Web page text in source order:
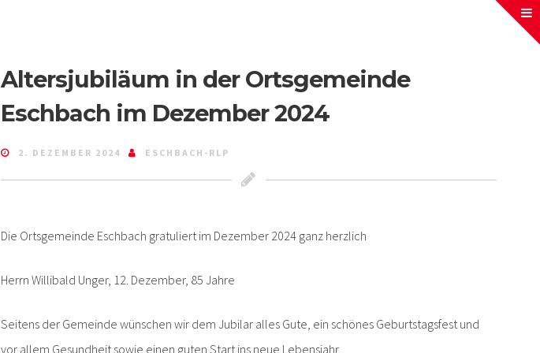
Altersjubiläum in der Ortsgemeinde
Eschbach im Dezember 2024
2. DEZEMBER 2024 ESCHBACH-RLP
Die Ortsgemeinde Eschbach gratuliert im Dezember 2024 ganz herzlich
Herrn Willibald Unger, 12. Dezember, 85 Jahre
Seitens der Gemeinde wünschen wir dem Jubilar alles Gute, ein schönes Geburtstagsfest und
vor allem Gesundheit sowie einen guten Start ins neue Lebensjahr.